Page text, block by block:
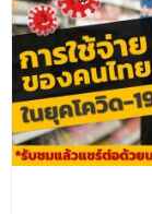
- บุคลากร
- - สำนักงานคณะวิ
- - บุคลากรวิชากา
- - บุคลากรสนับ